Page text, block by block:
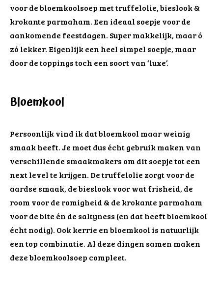
voor de bloemkoolsoep met truffelolie, bieslook &
krokante parmaham. Een ideaal soepje voor de
aankomende feestdagen. Super makkelijk, maar ó
zó lekker. Eigenlijk een heel simpel soepje, maar
door de toppings toch een soort van ‘luxe’.
Bloemkool
Persoonlijk vind ik dat bloemkool maar weinig
smaak heeft. Je moet dus écht gebruik maken van
verschillende smaakmakers om dit soepje tot een
next level te krijgen. De truffelolie zorgt voor de
aardse smaak, de bieslook voor wat frisheid, de
room voor de romigheid & de krokante parmaham
voor de bite én de saltyness (en dat heeft bloemkool
écht nodig). Ook kerrie en bloemkool is natuurlijk
een top combinatie. Al deze dingen samen maken
deze bloemkoolsoep compleet.